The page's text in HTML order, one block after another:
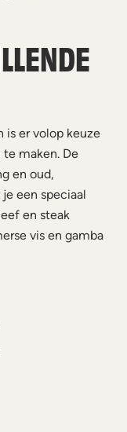
is er volop keuze
te maken. De
en oud,
een speciaal
en steak
vis en gamba